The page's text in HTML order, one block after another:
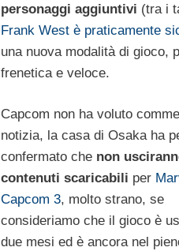
personaggi aggiuntivi (tra i
Frank West è praticamente
una nuova modalità di gioco,
frenetica e veloce.
Capcom non ha voluto
notizia, la casa di Osaka ha
confermato che non
contenuti scaricabili per
Capcom 3, molto strano, se
consideriamo che il gioco è
due mesi ed è ancora nel